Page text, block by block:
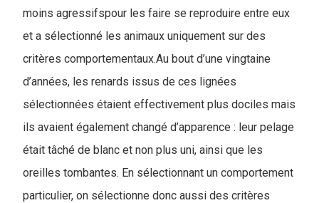
moins agressifspour les faire se reproduire entre eux
et a sélectionné les animaux uniquement sur des
critères comportementaux.Au bout d’une vingtaine
d’années, les renards issus de ces lignées
sélectionnées étaient effectivement plus dociles mais
ils avaient également changé d’apparence : leur pelage
était tâché de blanc et non plus uni, ainsi que les
oreilles tombantes. En sélectionnant un comportement
particulier, on sélectionne donc aussi des critères